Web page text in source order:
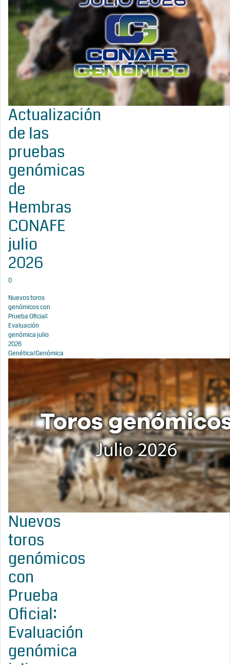
Actualización
de las
pruebas
genómicas
de
Hembras
CONAFE
julio
2026
0
Nuevos toros
genómicos con
Prueba Oficial:
Evaluación
genómica julio
2026
Genética/Genómica
Nuevos
toros
genómicos
con
Prueba
Oficial:
Evaluación
genómica